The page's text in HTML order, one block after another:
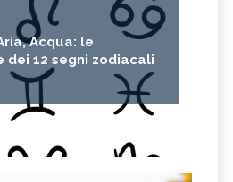
Acqua: le
12 segni zodiacali